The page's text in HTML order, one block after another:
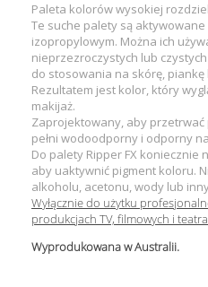
Paleta kolorów wysokiej
Te suche palety są aktywowane
izopropylowym. Można ich
nieprzezroczystych lub
do stosowania na skórę,
Rezultatem jest kolor, który
makijaż.
Zaprojektowany, aby przetrwać
pełni wodoodporny i odporny
Do palety Ripper FX koniecznie
aby uaktywnić pigment koloru.
alkoholu, acetonu, wody lub
Wyłącznie do użytku
produkcjach TV, filmowych i
Wyprodukowana w Australii.